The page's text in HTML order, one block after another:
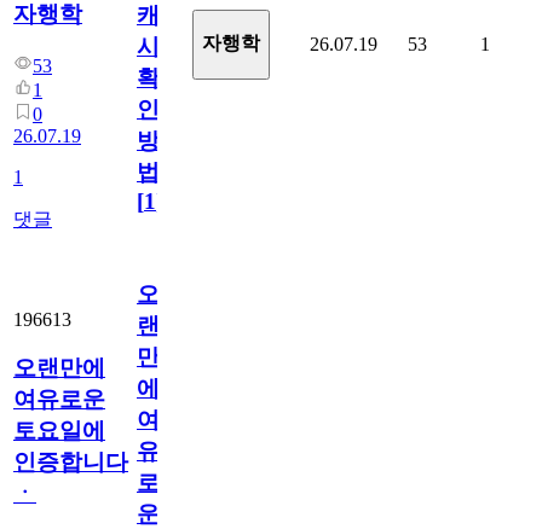
자행학
53
1
0
26.07.19
1
댓글
캐
시
확
인
방
법
[1]
자행학 26.07.19 53 1
196613
오랜만에
여유로운
토요일에
인증합니다
ㆍ
오
랜
만
에
여
유
로
운